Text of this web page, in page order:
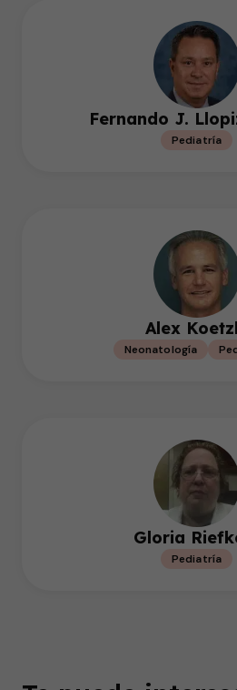
Fernando J.
Pediatría
Alex
Neonatología
Gloria
Pediatría